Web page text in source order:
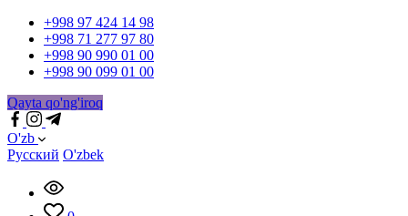
+998 97 424 14 98
+998 71 277 97 80
+998 90 990 01 00
+998 90 099 01 00
Qayta qo'ng'iroq
O'zb
Русский O'zbek